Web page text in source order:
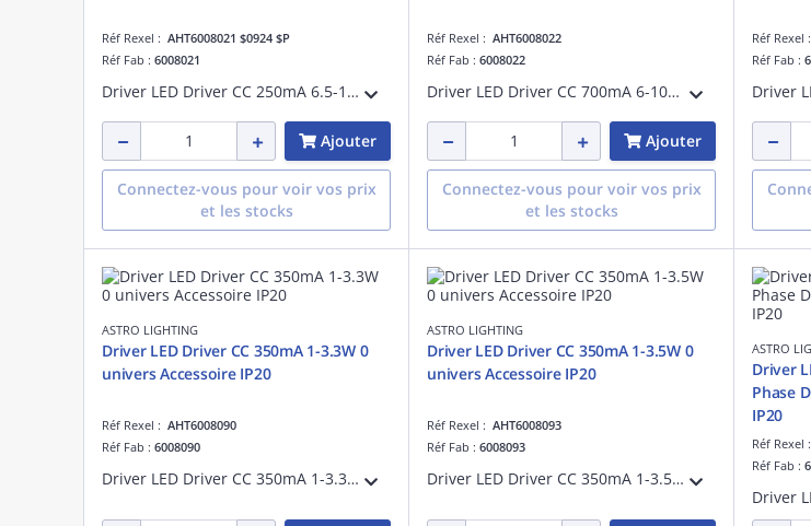
Réf Rexel : AHT6008021 $0924 $P
Réf Fab : 6008021
Driver LED Driver CC 250mA 6.5-10W Not Applicable référence 6008021 univers Accessoire IP20
Ajouter
Connectez-vous pour voir vos prix
et les stocks
Réf Rexel : AHT6008022
Réf Fab : 6008022
Driver LED Driver CC 700mA 6-10W référence 6008022 univers Accessoire IP20
Ajouter
Connectez-vous pour voir vos prix
et les stocks
Réf Rexel :
Réf Fab :
ASTRO LIGHTING
Driver LED Driver CC 350mA 1-3.3W 0
univers Accessoire IP20
Réf Rexel : AHT6008090
Réf Fab : 6008090
Driver LED Driver CC 350mA 1-3.3W référence 6008090 univers Accessoire IP20
ASTRO LIGHTING
Driver LED Driver CC 350mA 1-3.5W 0
univers Accessoire IP20
Réf Rexel : AHT6008093
Réf Fab : 6008093
Driver LED Driver CC 350mA 1-3.5W référence 6008093 univers Accessoire IP20
ASTRO
Driver
Phase
IP20
Réf Rexel :
Réf Fab :